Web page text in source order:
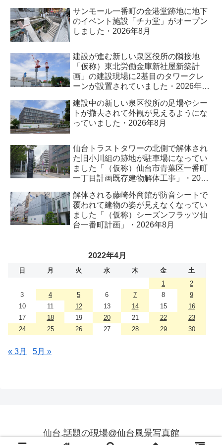
サンモール一番町の金港堂跡地に地下
のイベント施設「チカ堂」がオープン
しました・2026年8月
建設が進む新しい泉区役所の隣接地
「仮称）東北労働金庫新社屋新築計
画」の建設現場に2基目のタワークレ
ーンが設置されていました・2026年8
建設中の新しい泉区役所の足場やシー
トが撤去されて外観が見えるようにな
っていました・2026年8月
仙台トラストタワーの北側で解体され
た旧小川組の跡地が駐車場になってい
ました「（仮称）仙台市青葉区一番町
一丁目計画既存建物解体工事」・2026
解体される藤崎外商館が防音シートで
覆われて建物の姿が見えなくなってい
ました「（仮称）シーズンフラッツ仙
台一番町計画」・2026年8月
2022年4月
日 月 火 水 木 金
土
1
2
3
4 5 6 7 8
9
10
11 12 13 14 15
16
17
18 19 20 21 22
23
24
25 26 27 28 29 30
« 3月 5月 »
仙台.話題の現場@仙台風景写真館